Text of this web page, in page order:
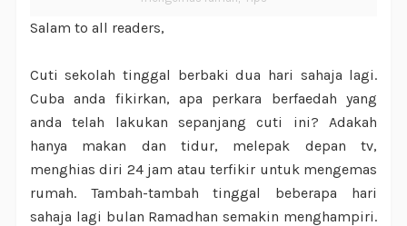
Salam to all readers,
Cuti sekolah tinggal berbaki dua hari sahaja lagi.
Cuba anda fikirkan, apa perkara berfaedah yang
anda telah lakukan sepanjang cuti ini? Adakah
hanya makan dan tidur, melepak depan tv,
menghias diri 24 jam atau terfikir untuk mengemas
rumah. Tambah-tambah tinggal beberapa hari
sahaja lagi bulan Ramadhan semakin menghampiri.